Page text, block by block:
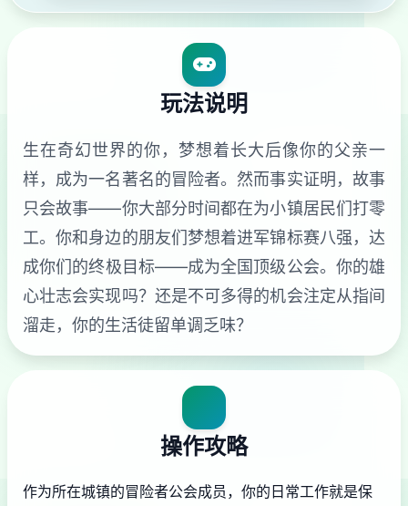
玩法说明
生在奇幻世界的你，梦想着长大后像你的父亲一
样，成为一名著名的冒险者。然而事实证明，故事
只会故事——你大部分时间都在为小镇居民们打零
工。你和身边的朋友们梦想着进军锦标赛八强，达
成你们的终极目标——成为全国顶级公会。你的雄
心壮志会实现吗？还是不可多得的机会注定从指间
溜走，你的生活徒留单调乏味？
操作攻略
作为所在城镇的冒险者公会成员，你的日常工作就是保